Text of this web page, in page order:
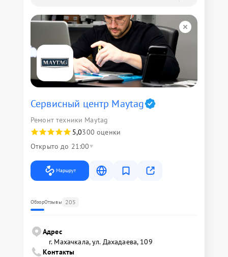
Сервисный центр Maytag
Ремонт техники Maytag
5,0300 оценки
Открыто до 21:00
Маршрут
ОбзорОтзывы 205
Адрес
г. Махачкала, ул. Дахадаева, 109
Контакты